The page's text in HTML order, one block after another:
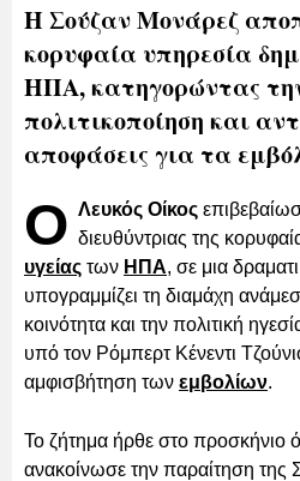
Η Σούζαν Μονάρεζ
κορυφαία υπηρεσία
ΗΠΑ, κατηγορώντας
πολιτικοποίηση και
αποφάσεις για τα
Ο Λευκός Οίκος
διευθύντριας της
υγείας των ΗΠΑ, σε μια
υπογραμμίζει τη διαμάχη
κοινότητα και την πολιτική
υπό τον Ρόμπερτ Κένεντι
αμφισβήτηση των εμβολίων.
Το ζήτημα ήρθε στο προσκήνιο
ανακοίνωσε την παραίτηση της